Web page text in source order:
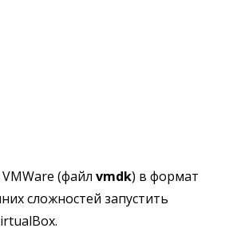
(файл vmdk) в формат
сложностей запустить